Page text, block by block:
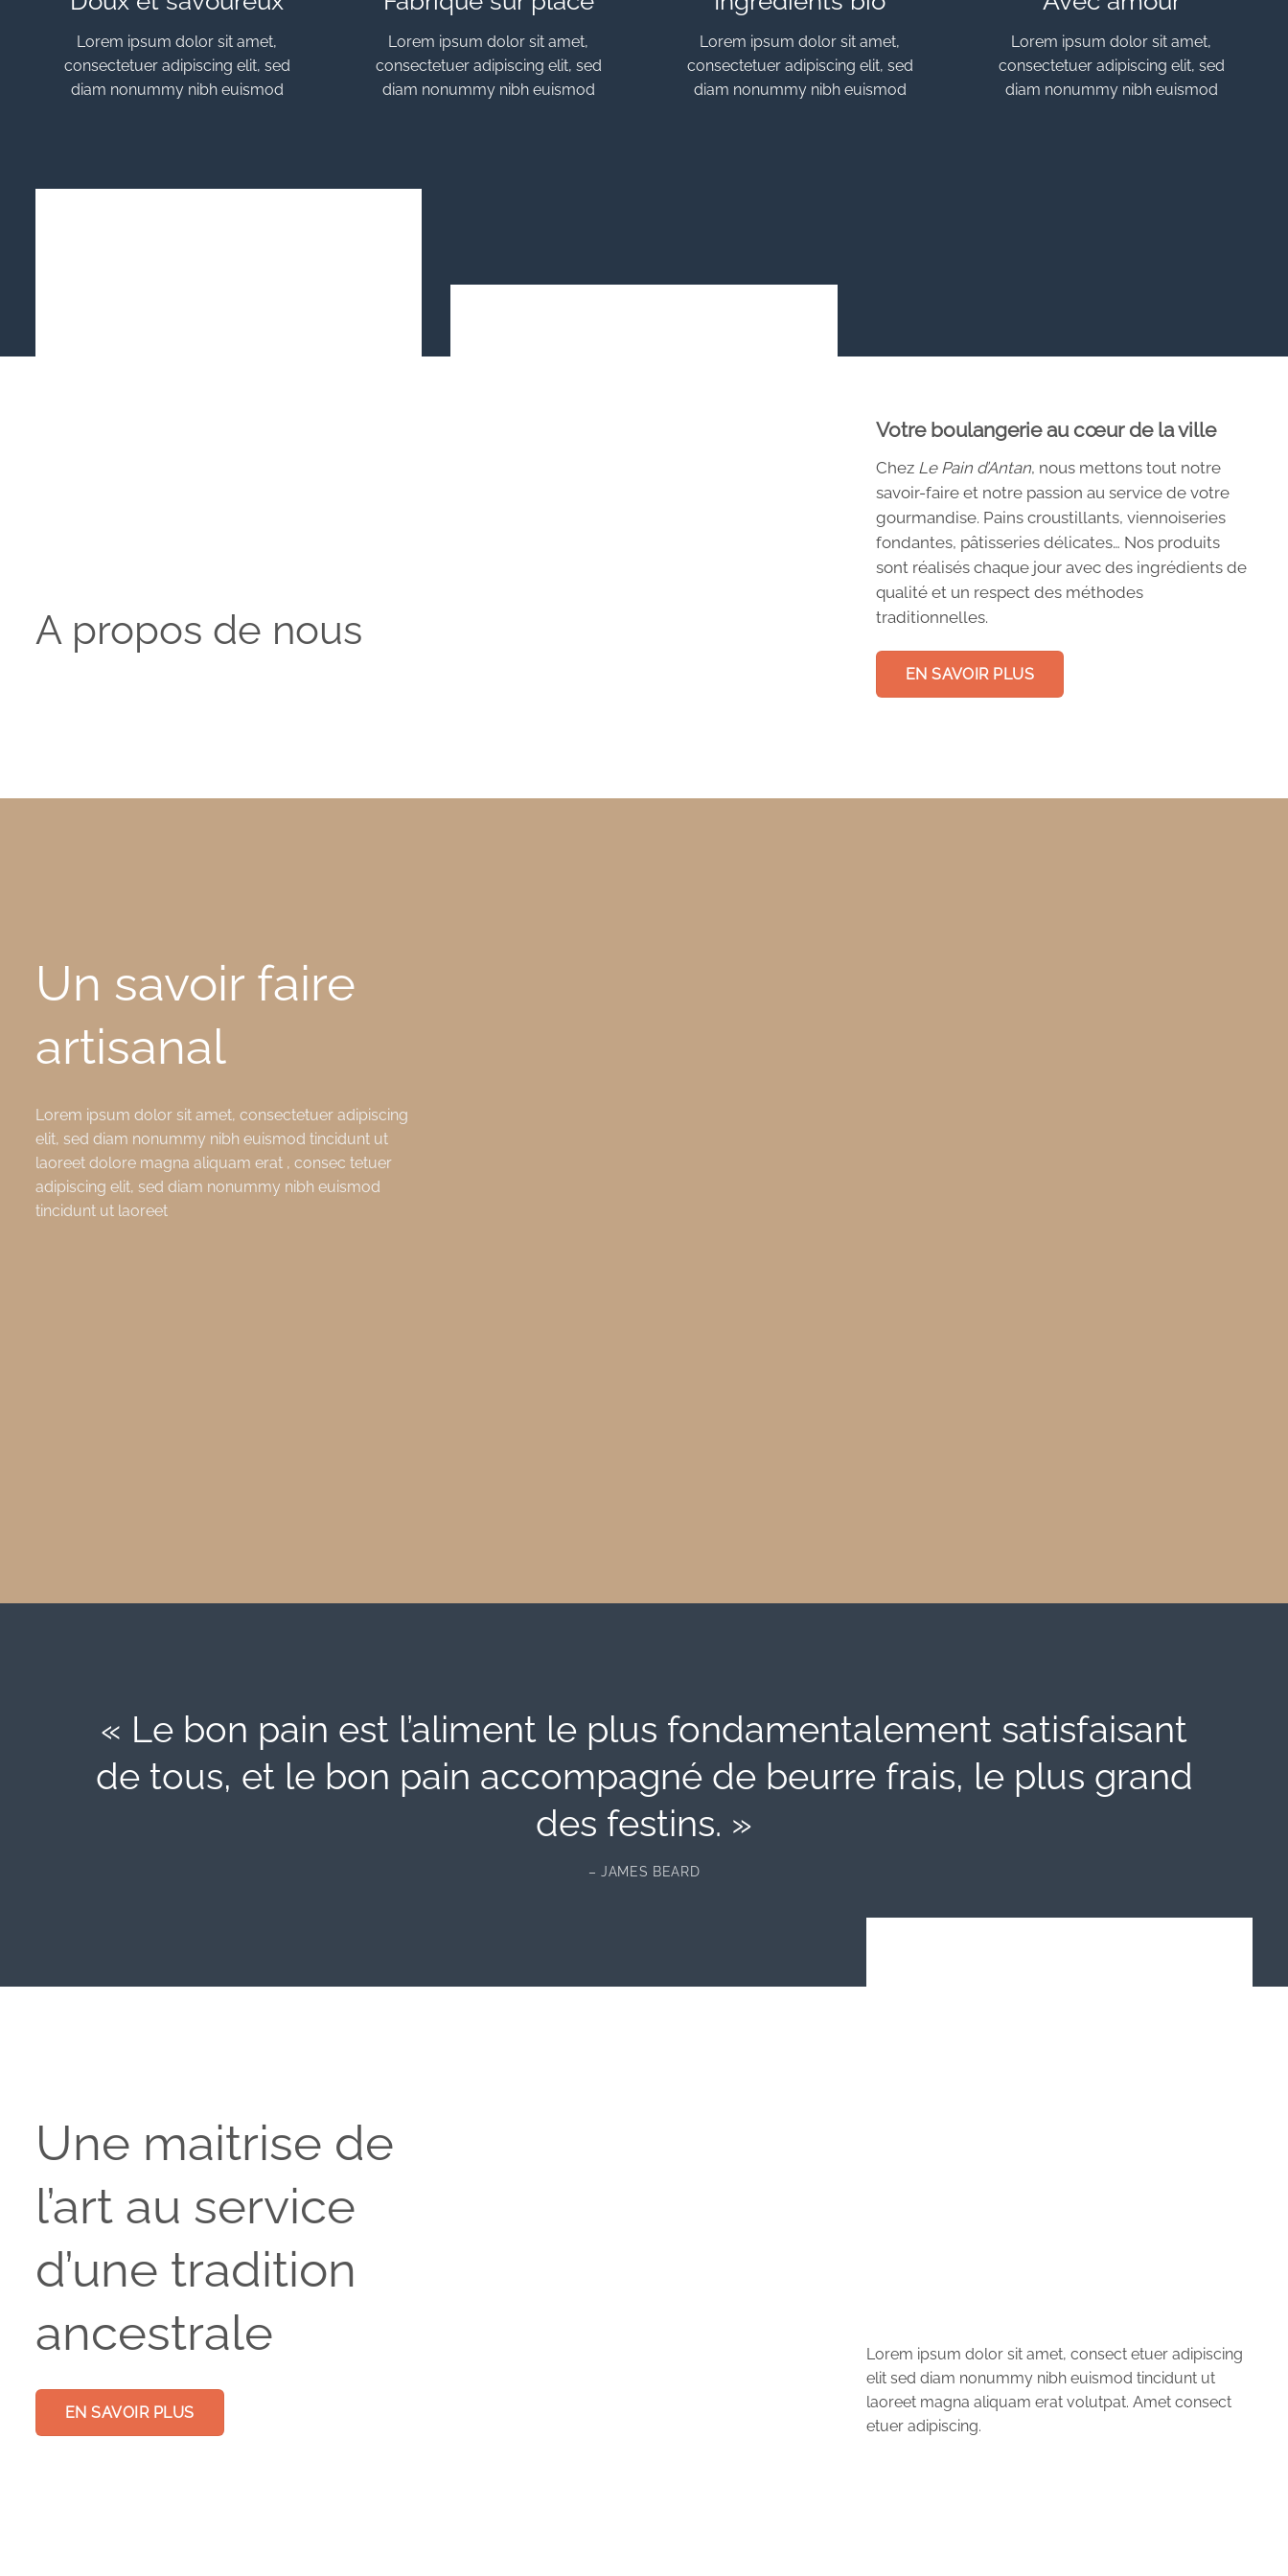
Lorem ipsum dolor sit amet,
consectetuer adipiscing elit, sed
diam nonummy nibh euismod
Lorem ipsum dolor sit amet,
consectetuer adipiscing elit, sed
diam nonummy nibh euismod
Lorem ipsum dolor sit amet,
consectetuer adipiscing elit, sed
diam nonummy nibh euismod
Lorem ipsum dolor sit amet,
consectetuer adipiscing elit, sed
diam nonummy nibh euismod
A propos de nous
Votre boulangerie au cœur de la ville
Chez Le Pain d’Antan, nous mettons tout notre
savoir-faire et notre passion au service de votre
gourmandise. Pains croustillants, viennoiseries
fondantes, pâtisseries délicates… Nos produits
sont réalisés chaque jour avec des ingrédients de
qualité et un respect des méthodes
traditionnelles.
EN SAVOIR PLUS
Un savoir faire
artisanal
Lorem ipsum dolor sit amet, consectetuer adipiscing
elit, sed diam nonummy nibh euismod tincidunt ut
laoreet dolore magna aliquam erat , consec tetuer
adipiscing elit, sed diam nonummy nibh euismod
tincidunt ut laoreet
« Le bon pain est l’aliment le plus fondamentalement satisfaisant
de tous, et le bon pain accompagné de beurre frais, le plus grand
des festins. »
– JAMES BEARD
Une maitrise de
l’art au service
d’une tradition
ancestrale
EN SAVOIR PLUS
Lorem ipsum dolor sit amet, consect etuer adipiscing
elit sed diam nonummy nibh euismod tincidunt ut
laoreet magna aliquam erat volutpat. Amet consect
etuer adipiscing.